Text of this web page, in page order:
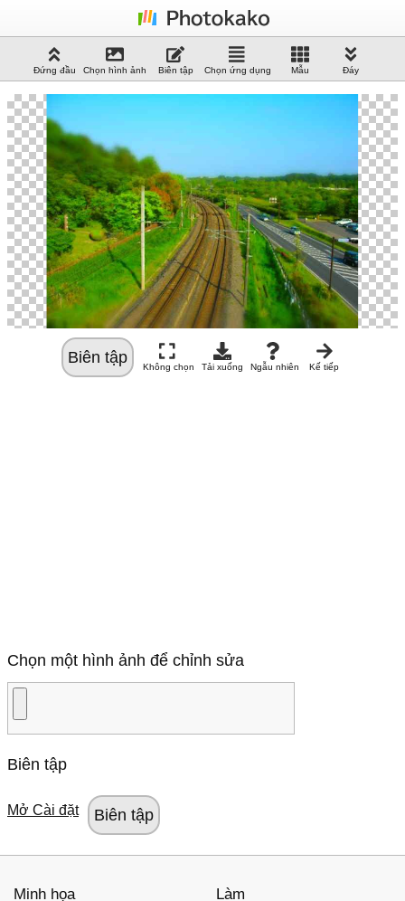
Đứng đầu Chọn hình ảnh Biên tập Chọn ứng dụng Mẫu Đáy
Biên tập Không chọn Tải xuống Ngẫu nhiên Kế tiếp
Chọn một hình ảnh để chỉnh sửa
Biên tập
Mở Cài đặt
Minh họa Làm